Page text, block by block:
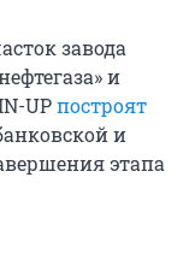
завода
и
UPпостроят
и
этапа